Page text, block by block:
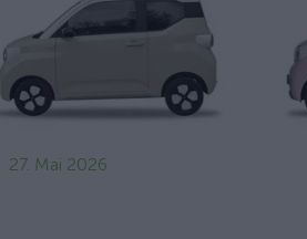
27. Mai 2026